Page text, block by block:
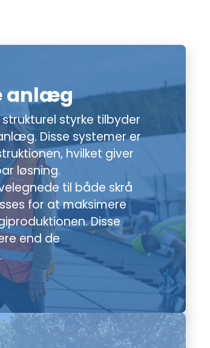
anlæg
styrke tilbyder
Disse systemer er
hvilket giver
løsning.
til både skrå
for at maksimere
Disse
end de